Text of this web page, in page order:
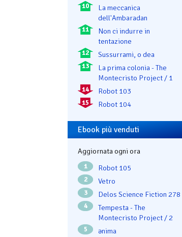
10
La meccanica
dell'Ambaradan
11
Non ci indurre in
tentazione
12 Sussurrami, o dea
13
La prima colonia - The
Montecristo Project / 1
14 Robot 103
15 Robot 104
Ebook più venduti
Aggiornata ogni ora
1 Robot 105
2 Vetro
3 Delos Science Fiction 278
4
Tempesta - The
Montecristo Project / 2
5 ənima